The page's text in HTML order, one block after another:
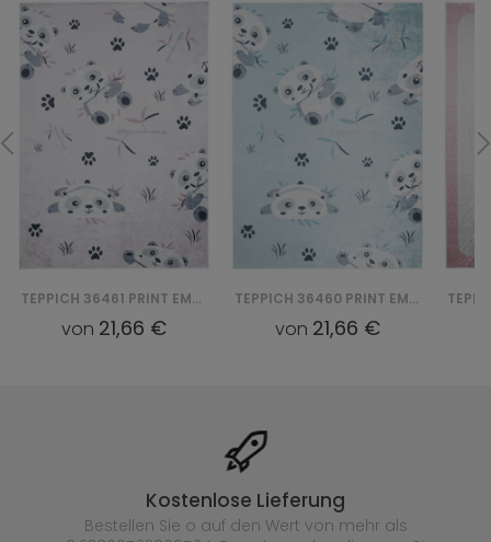
TEPPICH 36461 PRINT EMMA
von 21,66 €
TEPPICH 36460 PRINT EMMA
von 21,66 €
Kostenlose Lieferung
Bestellen Sie o auf den Wert von mehr als